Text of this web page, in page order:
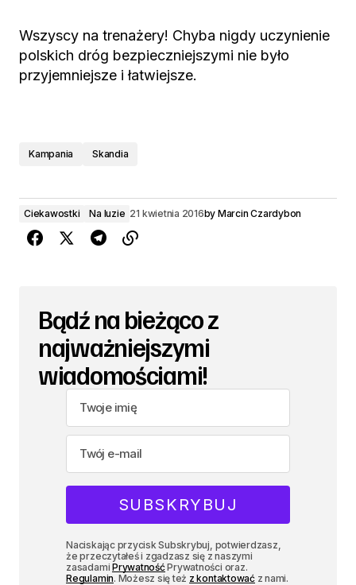
Wszyscy na trenażery! Chyba nigdy uczynienie
polskich dróg bezpieczniejszymi nie było
przyjemniejsze i łatwiejsze.
Kampania Skandia
Ciekawostki Na luzie 21 kwietnia 2016by Marcin Czardybon
Bądź na bieżąco z
najważniejszymi
wiadomościami!
Naciskając przycisk Subskrybuj, potwierdzasz,
że przeczytałeś i zgadzasz się z naszymi
zasadamiPrywatnośćPrywatności oraz.
Regulamin. Możesz się też z kontaktowaćz nami.